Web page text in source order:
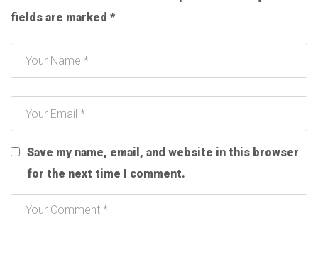
fields are marked *
Save my name, email, and website in this browser
for the next time I comment.